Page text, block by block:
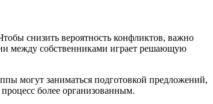
снизить вероятность конфликтов, важно
между собственниками играет решающую
могут заниматься подготовкой предложений,
более организованным.